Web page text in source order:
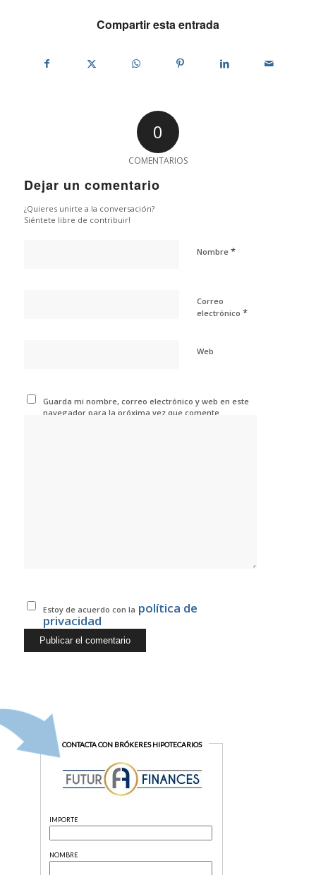
Compartir esta entrada
0
COMENTARIOS
Dejar un comentario
¿Quieres unirte a la conversación?
Siéntete libre de contribuir!
Nombre *
Correo
electrónico *
Web
Guarda mi nombre, correo electrónico y web en este
navegador para la próxima vez que comente.
Estoy de acuerdo con la política de
privacidad